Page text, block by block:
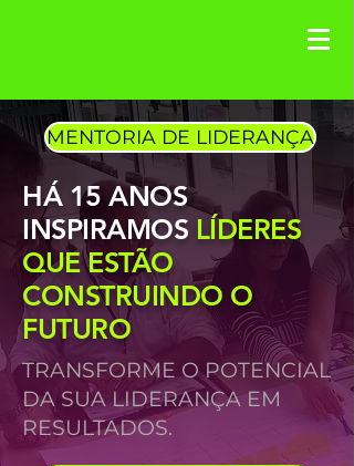
MENTORIA DE LIDERANÇA
HÁ 15 ANOS
INSPIRAMOS LÍDERES
QUE ESTÃO
CONSTRUINDO O
FUTURO
TRANSFORME O POTENCIAL
DA SUA LIDERANÇA EM
RESULTADOS.